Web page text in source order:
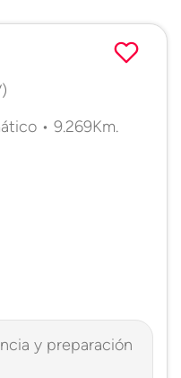
• 9.269Km.
y preparación